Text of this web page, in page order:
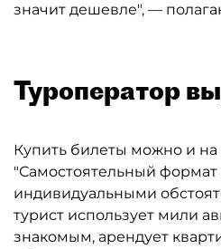
значит дешевле", —
Туроператор
Купить билеты можно и
"Самостоятельный
индивидуальными
турист использует мили
знакомым, арендует